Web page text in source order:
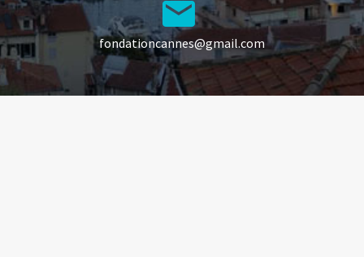


fondationcannes@gmail.com